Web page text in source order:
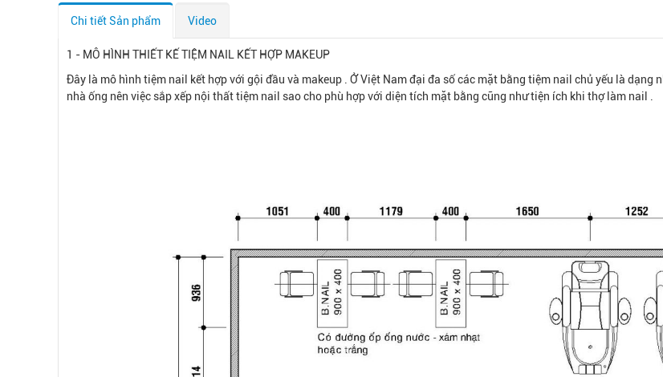
Chi tiết Sản phẩm Video
1 - MÔ HÌNH THIẾT KẾ TIỆM NAIL KẾT HỢP MAKEUP
Đây là mô hình tiệm nail kết hợp với gội đầu và makeup . Ở Việt Nam đại đa số các mặt bằng tiệm nail chủ yếu là dạng
nhà ống nên việc sắp xếp nội thất tiệm nail sao cho phù hợp với diện tích mặt bằng cũng như tiện ích khi thợ làm nail .